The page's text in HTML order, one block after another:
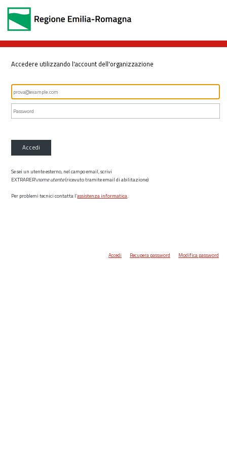
Accedere utilizzando l'account dell'organizzazione
Accedi
Se sei un utente esterno, nel campo email, scrivi
EXTRARER\nome utente(ricevuto tramite email di abilitazione)
Per problemi tecnici contatta l’assistenza informatica.
Accedi Recupera password Modifica password